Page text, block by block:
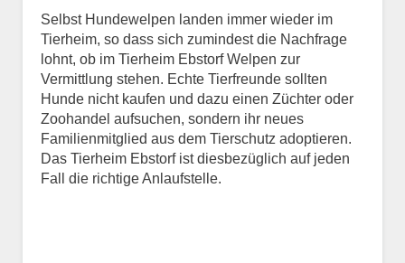
Informationen über das
Tier.
Art des Tiers*
Selbst Hundewelpen landen immer wieder im
Tierheim, so dass sich zumindest die Nachfrage
lohnt, ob im Tierheim Ebstorf Welpen zur
Vermittlung stehen. Echte Tierfreunde sollten
Hunde nicht kaufen und dazu einen Züchter oder
Zoohandel aufsuchen, sondern ihr neues
Familienmitglied aus dem Tierschutz adoptieren.
Das Tierheim Ebstorf ist diesbezüglich auf jeden
Fall die richtige Anlaufstelle.